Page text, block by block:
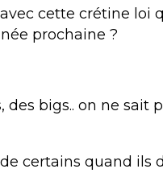
cette crétine loi
prochaine ?
bigs.. on ne sait
certains quand ils